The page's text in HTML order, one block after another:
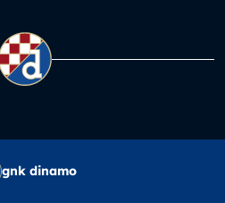
gnk dinamo